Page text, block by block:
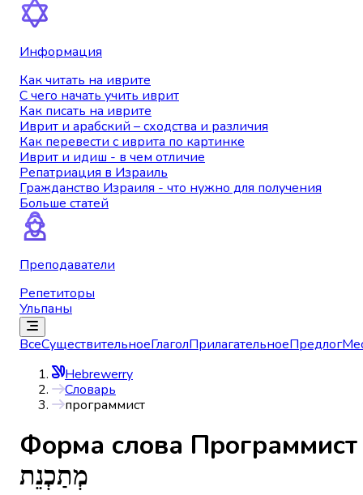
Информация
Как читать на иврите
С чего начать учить иврит
Как писать на иврите
Иврит и арабский – сходства и различия
Как перевести с иврита по картинке
Иврит и идиш - в чем отличие
Репатриация в Израиль
Гражданство Израиля - что нужно для получения
Больше статей
Преподаватели
Репетиторы
Ульпаны
ВсеСуществительноеГлаголПрилагательноеПредлог
Hebrewerry
Словарь
программист
Форма слова Программист
מְתַכְנֵת